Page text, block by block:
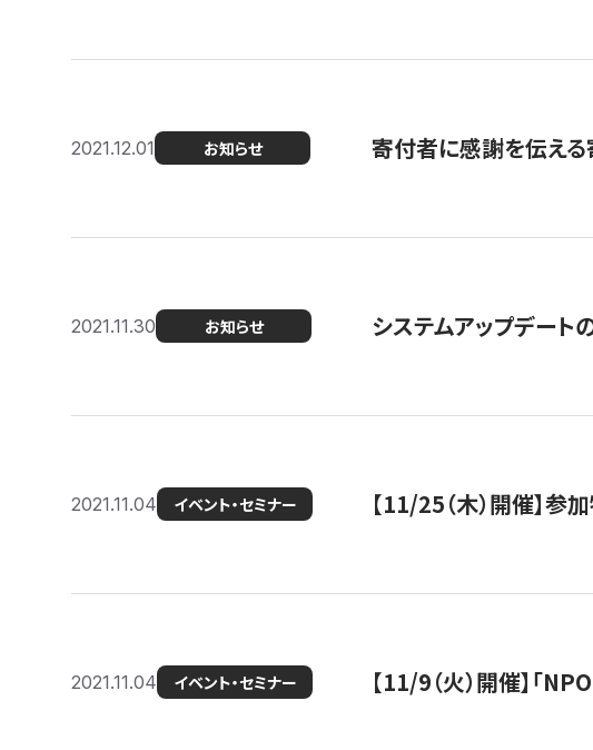
2021.12.01 お知らせ 寄付者に感謝を伝える
2021.11.30 お知らせ システムアップデート
2021.11.04 イベント・セミナー 【11/25（木）開催】
2021.11.04 イベント・セミナー 【11/9（火）開催】「